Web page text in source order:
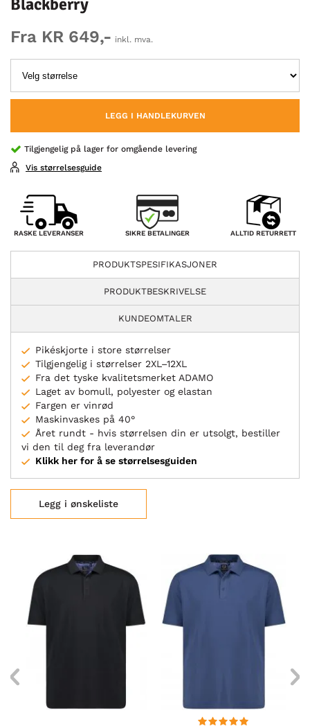
Blackberry
Fra KR 649,- inkl. mva.
LEGG I HANDLEKURVEN
Tilgjengelig på lager for omgående levering
Vis størrelsesguide
RASKE LEVERANSER SIKRE BETALINGER ALLTID RETURRETT
PRODUKTSPESIFIKASJONER
PRODUKTBESKRIVELSE
KUNDEOMTALER
Pikéskjorte i store størrelser
Tilgjengelig i størrelser 2XL–12XL
Fra det tyske kvalitetsmerket ADAMO
Laget av bomull, polyester og elastan
Fargen er vinrød
Maskinvaskes på 40°
Året rundt - hvis størrelsen din er utsolgt, bestiller
vi den til deg fra leverandør
Klikk her for å se størrelsesguiden
Legg i ønskeliste